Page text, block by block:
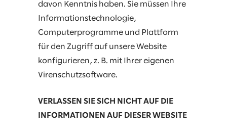
davon Kenntnis haben. Sie müssen Ihre
Informationstechnologie,
Computerprogramme und Plattform
für den Zugriff auf unsere Website
konfigurieren, z. B. mit Ihrer eigenen
Virenschutzsoftware.
VERLASSEN SIE SICH NICHT AUF DIE
INFORMATIONEN AUF DIESER WEBSITE